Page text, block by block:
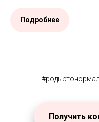
Подробнее
Получить